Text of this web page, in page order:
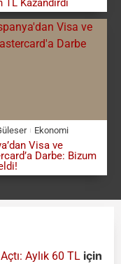
Kazandırdı
Ekonomi
Visa ve
Darbe: Bizum
Aylık 60 TL için